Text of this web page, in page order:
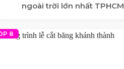
ngoài trời lớn nhất TPHCM